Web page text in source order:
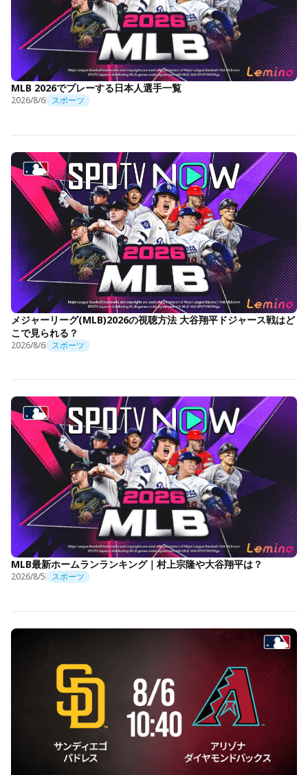
MLB 2026でプレーする日本人選手一覧
2026/8/6 スポーツ
メジャーリーグ(MLB)2026の視聴方法 大谷翔平ドジャース戦はど
こで見られる？
2026/8/6 スポーツ
MLB最新ホームランランキング｜村上宗隆や大谷翔平は？
2026/8/5 スポーツ